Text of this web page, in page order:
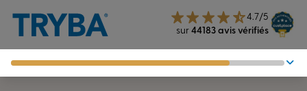
4.7/5
sur 44183 avis vérifiés